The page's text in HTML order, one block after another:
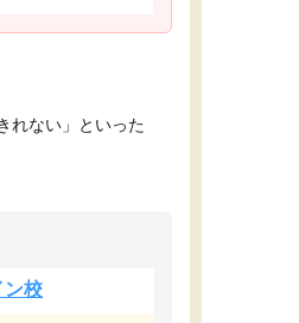
れない」といった
ン校